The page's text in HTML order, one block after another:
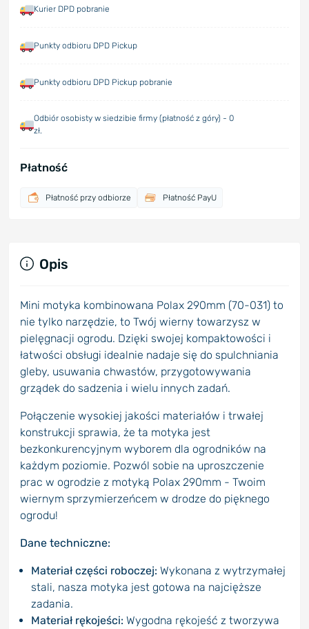
Kurier DPD pobranie
Punkty odbioru DPD Pickup
Punkty odbioru DPD Pickup pobranie
Odbiór osobisty w siedzibie firmy (płatność z góry) - 0
zł.
Płatność
Płatność przy odbiorze Płatność PayU
Opis
Mini motyka kombinowana Polax 290mm (70-031) to
nie tylko narzędzie, to Twój wierny towarzysz w
pielęgnacji ogrodu. Dzięki swojej kompaktowości i
łatwości obsługi idealnie nadaje się do spulchniania
gleby, usuwania chwastów, przygotowywania
grządek do sadzenia i wielu innych zadań.
Połączenie wysokiej jakości materiałów i trwałej
konstrukcji sprawia, że ta motyka jest
bezkonkurencyjnym wyborem dla ogrodników na
każdym poziomie. Pozwól sobie na uproszczenie
prac w ogrodzie z motyką Polax 290mm - Twoim
wiernym sprzymierzeńcem w drodze do pięknego
ogrodu!
Dane techniczne:
Materiał części roboczej: Wykonana z wytrzymałej
stali, nasza motyka jest gotowa na najcięższe
zadania.
Materiał rękojeści: Wygodna rękojeść z tworzywa